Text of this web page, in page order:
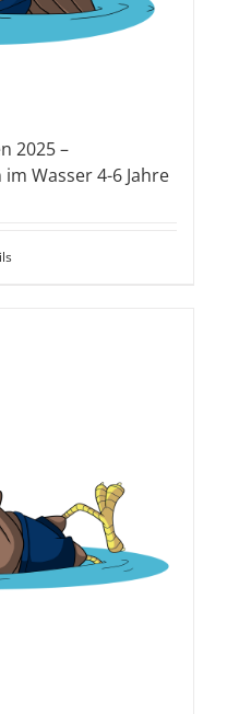
2025 –
Wasser 4-6 Jahre